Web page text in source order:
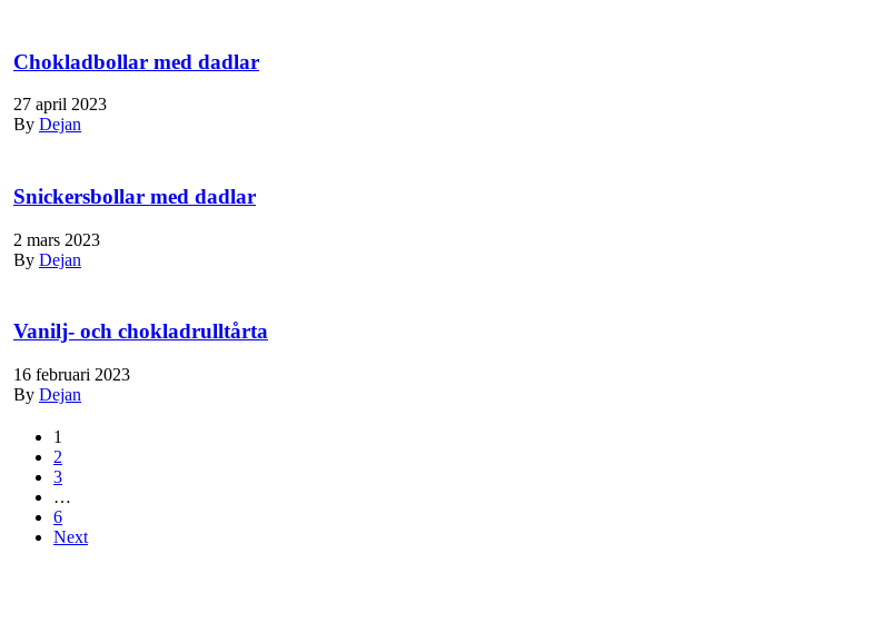
Chokladbollar med dadlar
27 april 2023
By Dejan
Snickersbollar med dadlar
2 mars 2023
By Dejan
Vanilj- och chokladrulltårta
16 februari 2023
By Dejan
1
2
3
…
6
Next